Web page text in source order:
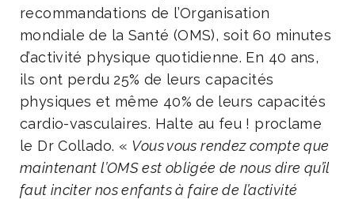
recommandations de l’Organisation
mondiale de la Santé (OMS), soit 60 minutes
d’activité physique quotidienne. En 40 ans,
ils ont perdu 25% de leurs capacités
physiques et même 40% de leurs capacités
cardio-vasculaires. Halte au feu ! proclame
le Dr Collado. « Vous vous rendez compte que
maintenant l’OMS est obligée de nous dire qu’il
faut inciter nos enfants à faire de l’activité